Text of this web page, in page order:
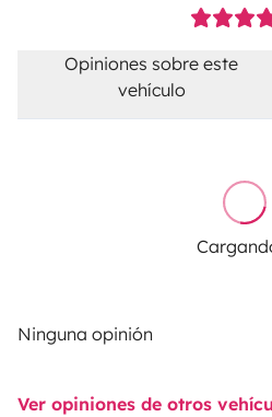
Opiniones sobre este
vehículo
Ninguna opinión
Ver opiniones de otros